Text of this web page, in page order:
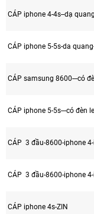
CÁP iphone 4-4s--dạ
CÁP iphone 5-5s-da
CÁP samsung 8600---có
CÁP iphone 5-5s---có đèn
CÁP 3 đầu-8600-iphone
CÁP 3 đầu-8600-iphone
CÁP iphone 4s-ZIN